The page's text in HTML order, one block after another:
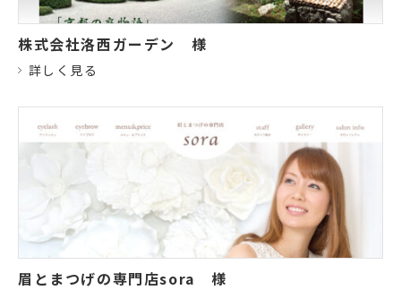
株式会社洛西ガーデン 様
詳しく見る
眉とまつげの専門店sora様